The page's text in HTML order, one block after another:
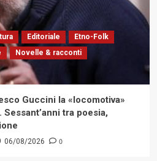
Editoriale
Etno-Folk
Novelle & racconti
Guccini la «locomotiva»
tra poesia,
06/08/2026 0